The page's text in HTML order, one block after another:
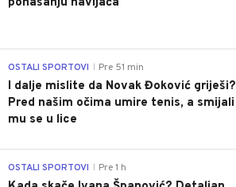
OSTALI SPORTOVI Pre 51 min
I dalje mislite da Novak Đoković griješi?
Pred našim očima umire tenis, a smijali
mu se u lice
OSTALI SPORTOVI Pre 1 h